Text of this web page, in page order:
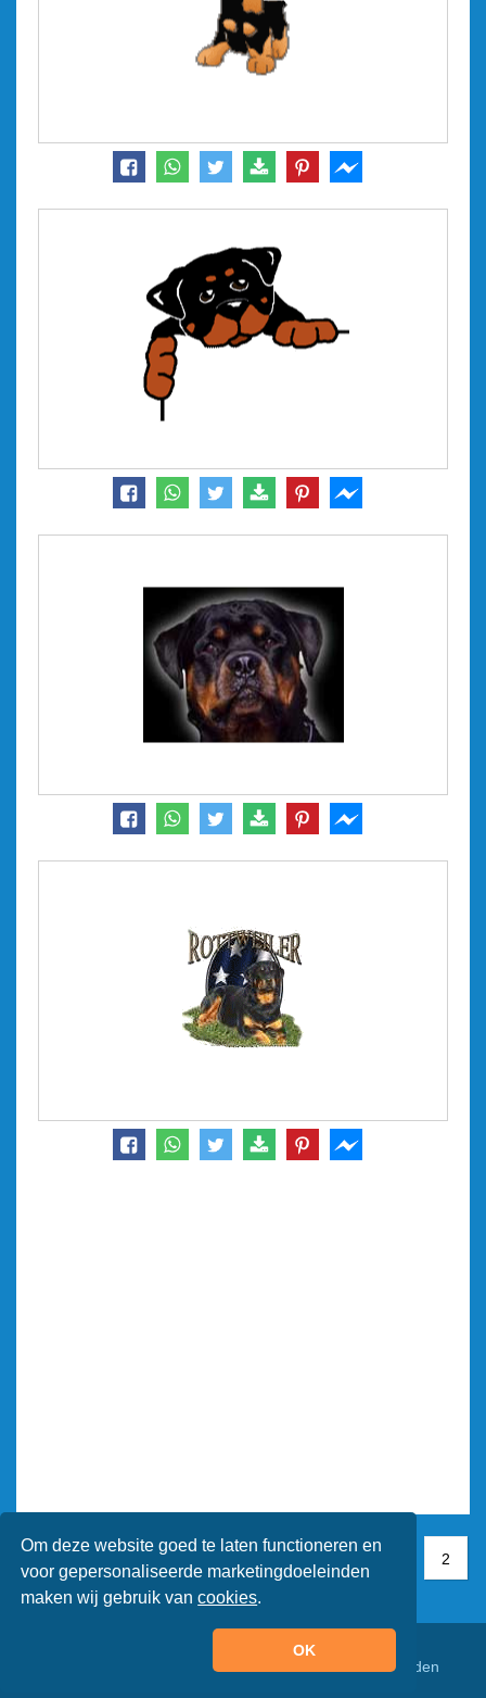
Om deze website goed te laten functioneren en
voor gepersonaliseerde marketingdoeleinden
maken wij gebruik vancookies.
OK
2
© Animaatjes.nl - 2005/2026 - Alle rechten voorbehouden